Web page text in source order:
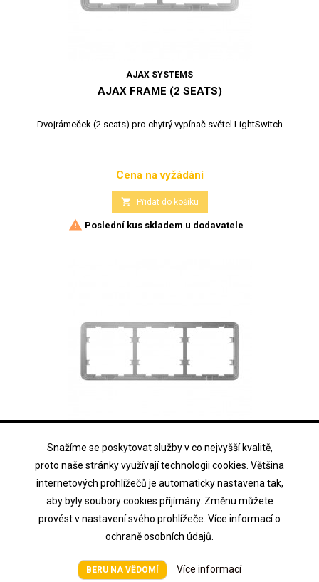
Snažíme se poskytovat služby v co nejvyšší kvalitě,
proto naše stránky využívají technologii cookies. Většina
internetových prohlížečů je automaticky nastavena tak,
aby byly soubory cookies příjímány. Změnu můžete
provést v nastavení svého prohlížeče. Více informací o
ochraně osobních údajů.
BERU NA VĚDOMÍ Více informací
AJAX SYSTEMS
AJAX FRAME (2 SEATS)
Dvojrámeček (2 seats) pro chytrý vypínač světel LightSwitch
Cena
Cena na vyžádání
 Přidat do košíku
 Poslední kus skladem u dodavatele
AJAX SYSTEMS
AJAX FRAME (3 SEATS)
Trojrámeček (3 seats) pro chytrý vypínač světel LightSwitch
Cena